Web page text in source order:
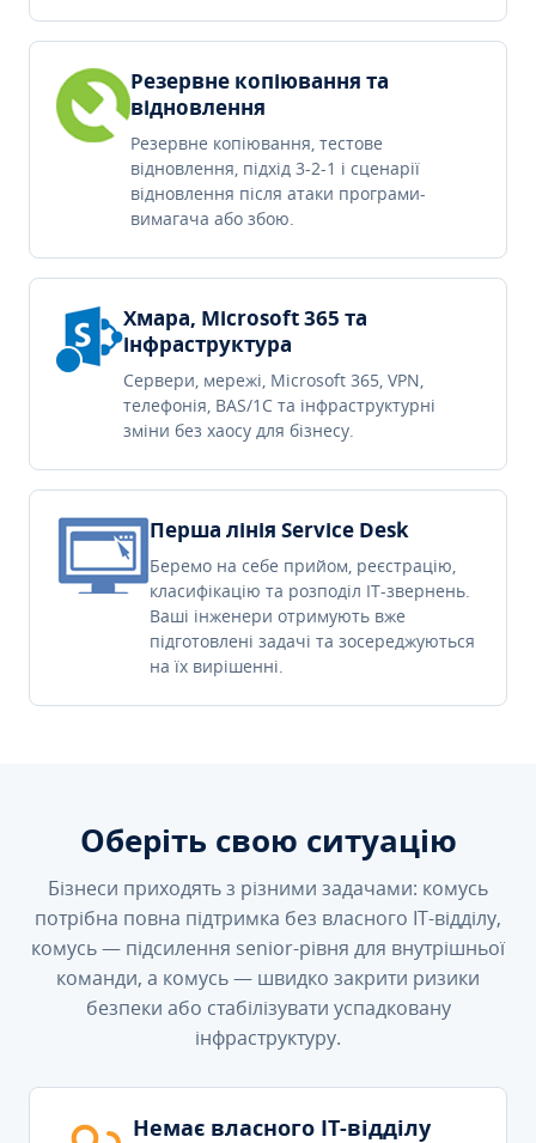
Резервне копіювання та
відновлення
Резервне копіювання, тестове
відновлення, підхід 3-2-1 і сценарії
відновлення після атаки програми-
вимагача або збою.
Хмара, Microsoft 365 та
інфраструктура
Сервери, мережі, Microsoft 365, VPN,
телефонія, BAS/1C та інфраструктурні
зміни без хаосу для бізнесу.
Перша лінія Service Desk
Беремо на себе прийом, реєстрацію,
класифікацію та розподіл IT-звернень.
Ваші інженери отримують вже
підготовлені задачі та зосереджуються
на їх вирішенні.
Оберіть свою ситуацію
Бізнеси приходять з різними задачами: комусь
потрібна повна підтримка без власного IT-відділу,
комусь — підсилення senior-рівня для внутрішньої
команди, а комусь — швидко закрити ризики
безпеки або стабілізувати успадковану
інфраструктуру.
Немає власного IT-відділу